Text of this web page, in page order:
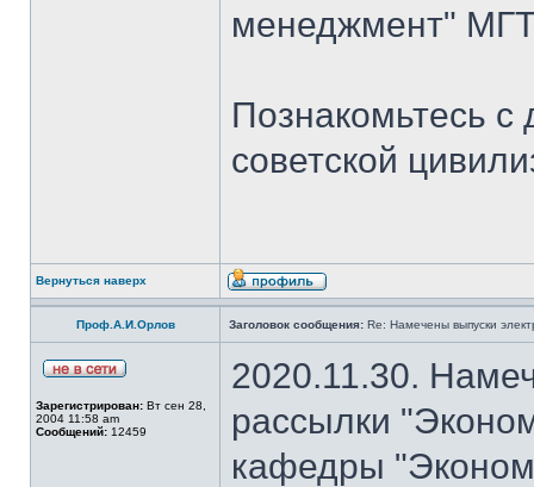
менеджмент"
Познакомьтесь
советской
Вернуться наверх
Проф.А.И.Орлов Заголовок сообщения: Re: Намечены выпуски
Зарегистрирован: Вт сен 28,
2004 11:58 am
Сообщений: 12459
2020.11.30.
рассылки
кафедры